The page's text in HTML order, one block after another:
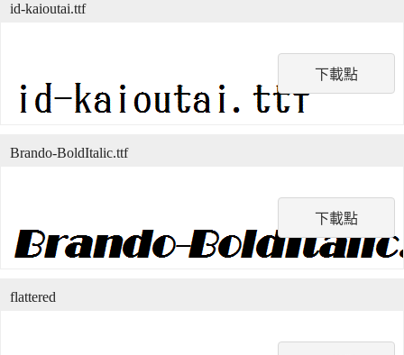
下載點
id-kaioutai.ttf
下載點
Brando-BoldItalic.ttf
flattered